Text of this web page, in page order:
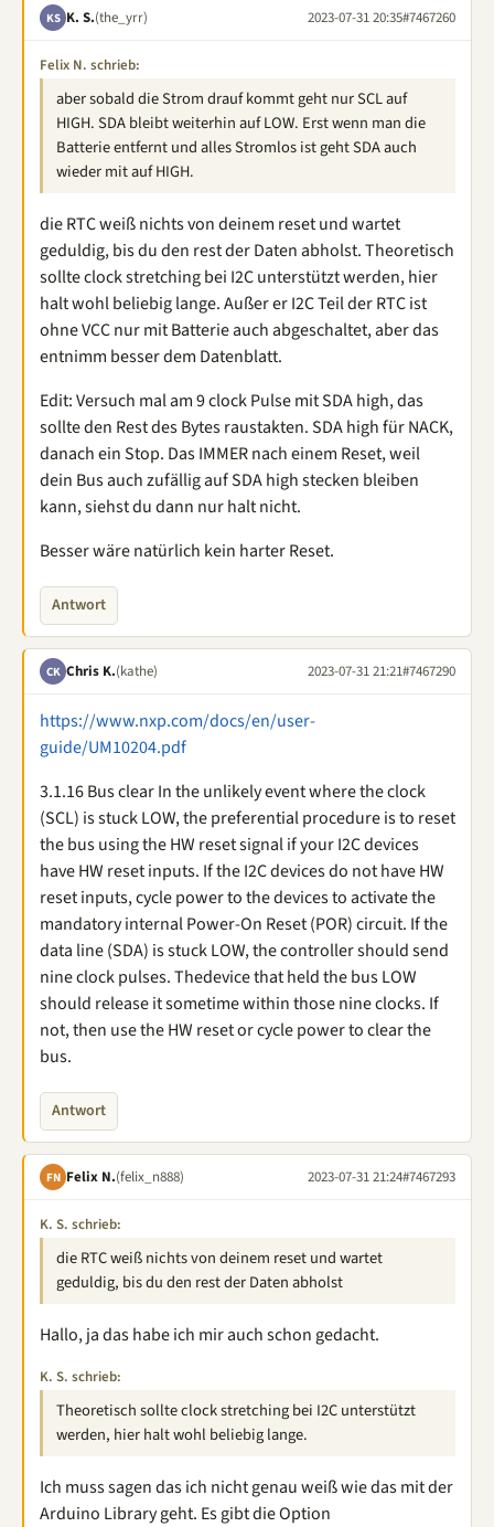
KS K. S.(the_yrr) 2023-07-31 20:35#7467260
Felix N. schrieb:
aber sobald die Strom drauf kommt geht nur SCL auf
HIGH. SDA bleibt weiterhin auf LOW. Erst wenn man die
Batterie entfernt und alles Stromlos ist geht SDA auch
wieder mit auf HIGH.
die RTC weiß nichts von deinem reset und wartet
geduldig, bis du den rest der Daten abholst. Theoretisch
sollte clock stretching bei I2C unterstützt werden, hier
halt wohl beliebig lange. Außer er I2C Teil der RTC ist
ohne VCC nur mit Batterie auch abgeschaltet, aber das
entnimm besser dem Datenblatt.
Edit: Versuch mal am 9 clock Pulse mit SDA high, das
sollte den Rest des Bytes raustakten. SDA high für NACK,
danach ein Stop. Das IMMER nach einem Reset, weil
dein Bus auch zufällig auf SDA high stecken bleiben
kann, siehst du dann nur halt nicht.
Besser wäre natürlich kein harter Reset.
Antwort
CK Chris K.(kathe) 2023-07-31 21:21#7467290
https://www.nxp.com/docs/en/user-
guide/UM10204.pdf
3.1.16 Bus clear In the unlikely event where the clock
(SCL) is stuck LOW, the preferential procedure is to reset
the bus using the HW reset signal if your I2C devices
have HW reset inputs. If the I2C devices do not have HW
reset inputs, cycle power to the devices to activate the
mandatory internal Power-On Reset (POR) circuit. If the
data line (SDA) is stuck LOW, the controller should send
nine clock pulses. Thedevice that held the bus LOW
should release it sometime within those nine clocks. If
not, then use the HW reset or cycle power to clear the
bus.
Antwort
FN Felix N.(felix_n888) 2023-07-31 21:24#7467293
K. S. schrieb:
die RTC weiß nichts von deinem reset und wartet
geduldig, bis du den rest der Daten abholst
Hallo, ja das habe ich mir auch schon gedacht.
K. S. schrieb:
Theoretisch sollte clock stretching bei I2C unterstützt
werden, hier halt wohl beliebig lange.
Ich muss sagen das ich nicht genau weiß wie das mit der
Arduino Library geht. Es gibt die Option